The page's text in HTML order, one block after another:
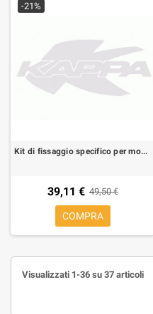
-21%
Kit di fissaggio specifico per montare TE7400K e TK681 in assenza del Monorack
39,11 € 49,50 €
COMPRA
Visualizzati 1-36 su 37 articoli